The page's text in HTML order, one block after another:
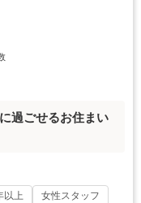
過ごせるお住まい
以上
女性スタッフ